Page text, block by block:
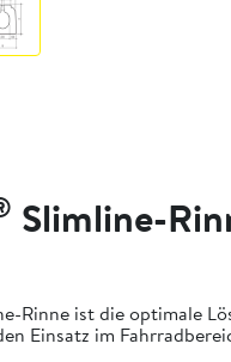
Slimline-
Rinne ist die optimale
Einsatz im